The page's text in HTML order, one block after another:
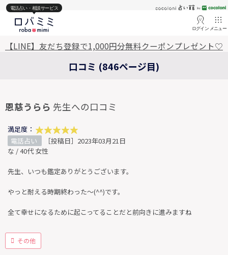
電話占い・相談サービス
ログイン メニュー
【LINE】友だち登録で1,000円分無料クーポンプレゼント♡
口コミ (846ページ目)
恩慈うらら 先生への口コミ
満足度：
電話占い
［投稿日］2023年03月21日
な / 40代 女性
先生、いつも鑑定ありがとうございます。
やっと耐える時期終わった～(^^)です。
全て幸せになるために起こってることだと前向きに進みますね
その他